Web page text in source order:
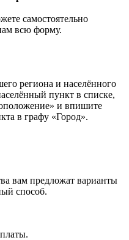
самостоятельно
всю форму.
региона и населённого
пункт в списке,
и впишите
в графу «Город».
вам предложат варианты
способ.